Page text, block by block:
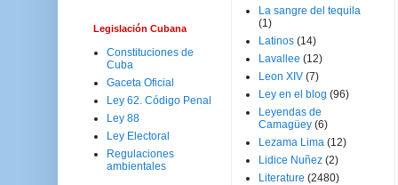
Legislación Cubana
Constituciones de
Cuba
Gaceta Oficial
Ley 62. Código Penal
Ley 88
Ley Electoral
Regulaciones
ambientales
La sangre del tequila
(1)
Latinos (14)
Lavallee (12)
Leon XIV (7)
Ley en el blog (96)
Leyendas de
Camagüey (6)
Lezama Lima (12)
Lidice Nuñez (2)
Literature (2480)